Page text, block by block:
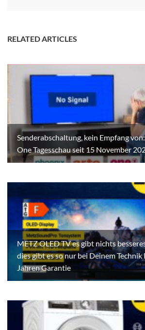
RELATED ARTICLES
Senderabschaltung, kein Empfang
One Tagesschau seit 15 November
METZ OLED TV es gibt nichts
dies gibt es so nur bei Deinem
Jahren Garantie